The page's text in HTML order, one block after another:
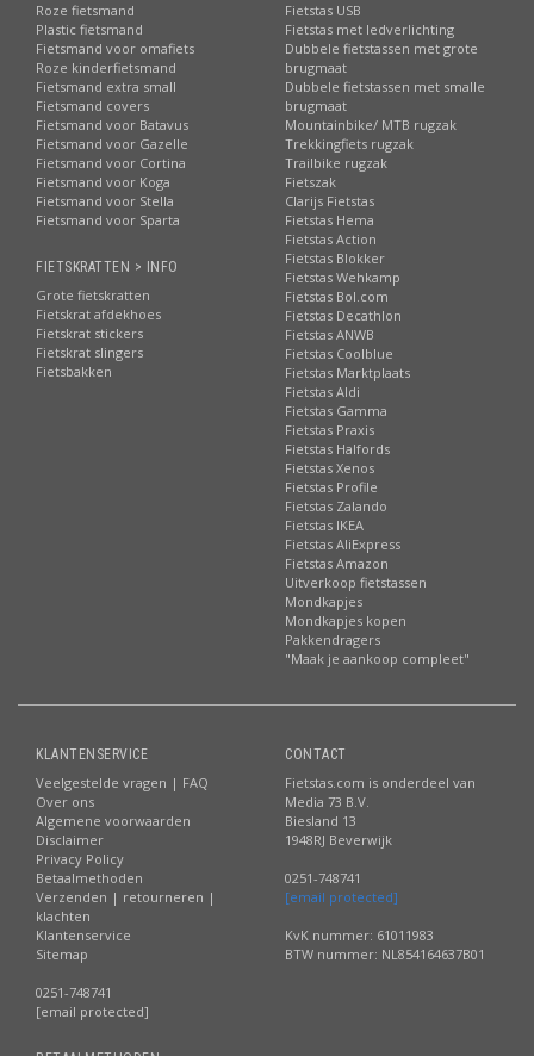
Roze fietsmand
Plastic fietsmand
Fietsmand voor omafiets
Roze kinderfietsmand
Fietsmand extra small
Fietsmand covers
Fietsmand voor Batavus
Fietsmand voor Gazelle
Fietsmand voor Cortina
Fietsmand voor Koga
Fietsmand voor Stella
Fietsmand voor Sparta
FIETSKRATTEN > INFO
Grote fietskratten
Fietskrat afdekhoes
Fietskrat stickers
Fietskrat slingers
Fietsbakken
Fietstas USB
Fietstas met ledverlichting
Dubbele fietstassen met grote
brugmaat
Dubbele fietstassen met smalle
brugmaat
Mountainbike/ MTB rugzak
Trekkingfiets rugzak
Trailbike rugzak
Fietszak
Clarijs Fietstas
Fietstas Hema
Fietstas Action
Fietstas Blokker
Fietstas Wehkamp
Fietstas Bol.com
Fietstas Decathlon
Fietstas ANWB
Fietstas Coolblue
Fietstas Marktplaats
Fietstas Aldi
Fietstas Gamma
Fietstas Praxis
Fietstas Halfords
Fietstas Xenos
Fietstas Profile
Fietstas Zalando
Fietstas IKEA
Fietstas AliExpress
Fietstas Amazon
Uitverkoop fietstassen
Mondkapjes
Mondkapjes kopen
Pakkendragers
"Maak je aankoop compleet"
KLANTENSERVICE
Veelgestelde vragen | FAQ
Over ons
Algemene voorwaarden
Disclaimer
Privacy Policy
Betaalmethoden
Verzenden | retourneren |
klachten
Klantenservice
Sitemap
0251-748741
[email protected]
CONTACT
Fietstas.com is onderdeel van
Media 73 B.V.
Biesland 13
1948RJ Beverwijk
0251-748741
[email protected]
KvK nummer: 61011983
BTW nummer: NL854164637B01